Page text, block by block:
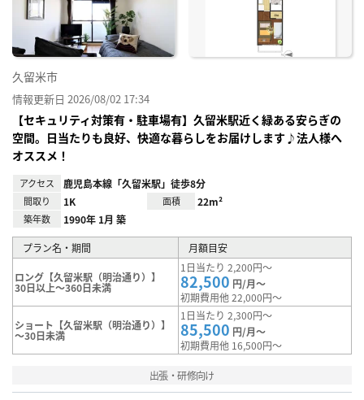
久留米市
情報更新日 2026/08/02 17:34
【セキュリティ対策有・駐車場有】久留米駅近く緑ある安らぎの
空間。日当たりも良好、快適な暮らしをお届けします♪法人様へ
オススメ！
アクセス 鹿児島本線「久留米駅」徒歩8分
間取り 1K 面積 22m²
築年数 1990年 1月 築
プラン名・期間 月額目安
ロング【久留米駅（明治通り）】
30日以上～360日未満
1日当たり 2,200円～
82,500 円/月～
初期費用他 22,000円～
ショート【久留米駅（明治通り）】
～30日未満
1日当たり 2,300円～
85,500 円/月～
初期費用他 16,500円～
出張・研修向け